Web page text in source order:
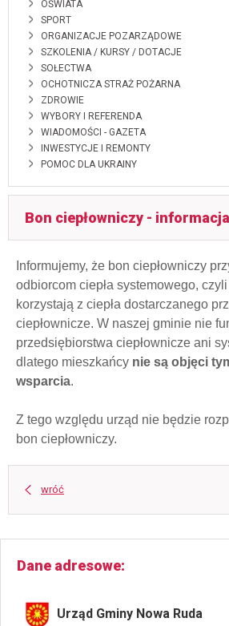
OŚWIATA
SPORT
ORGANIZACJE POZARZĄDOWE
SZKOLENIA / KURSY / DOTACJE
SOŁECTWA
OCHOTNICZA STRAŻ POŻARNA
ZDROWIE
WYBORY I REFERENDA
WIADOMOŚCI - GAZETA
INWESTYCJE I REMONTY
POMOC DLA UKRAINY
Bon ciepłowniczy - informacja
Informujemy, że bon ciepłowniczy
odbiorcom ciepła systemowego,
korzystają z ciepła dostarczanego
ciepłownicze. W naszej gminie nie
przedsiębiorstwa ciepłownicze ani
dlatego mieszkańcy nie są objęci
wsparcia.
Z tego względu urząd nie będzie
bon ciepłowniczy.
wróć
Dane adresowe
Urząd Gminy Nowa Ruda